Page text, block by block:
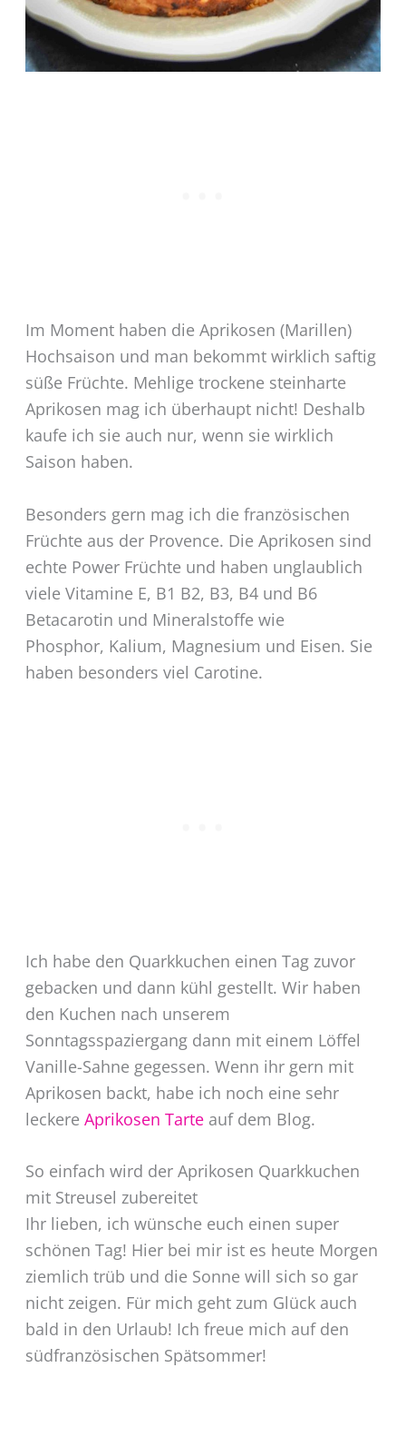
Im Moment haben die Aprikosen (Marillen)
Hochsaison und man bekommt wirklich saftig
süße Früchte. Mehlige trockene steinharte
Aprikosen mag ich überhaupt nicht! Deshalb
kaufe ich sie auch nur, wenn sie wirklich
Saison haben.
Besonders gern mag ich die französischen
Früchte aus der Provence. Die Aprikosen sind
echte Power Früchte und haben unglaublich
viele Vitamine E, B1 B2, B3, B4 und B6
Betacarotin und Mineralstoffe wie
Phosphor, Kalium, Magnesium und Eisen. Sie
haben besonders viel Carotine.
Ich habe den Quarkkuchen einen Tag zuvor
gebacken und dann kühl gestellt. Wir haben
den Kuchen nach unserem
Sonntagsspaziergang dann mit einem Löffel
Vanille-Sahne gegessen. Wenn ihr gern mit
Aprikosen backt, habe ich noch eine sehr
leckere Aprikosen Tarteauf dem Blog.
So einfach wird der Aprikosen Quarkkuchen
mit Streusel zubereitet
Ihr lieben, ich wünsche euch einen super
schönen Tag! Hier bei mir ist es heute Morgen
ziemlich trüb und die Sonne will sich so gar
nicht zeigen. Für mich geht zum Glück auch
bald in den Urlaub! Ich freue mich auf den
südfranzösischen Spätsommer!